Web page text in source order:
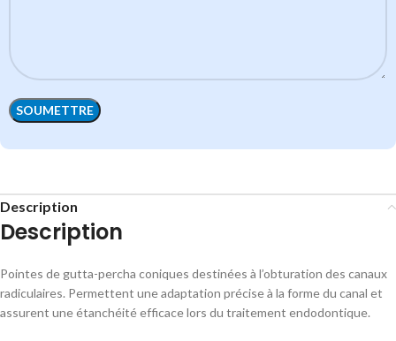
Description
Description
Pointes de gutta-percha coniques destinées à l’obturation des canaux
radiculaires. Permettent une adaptation précise à la forme du canal et
assurent une étanchéité efficace lors du traitement endodontique.